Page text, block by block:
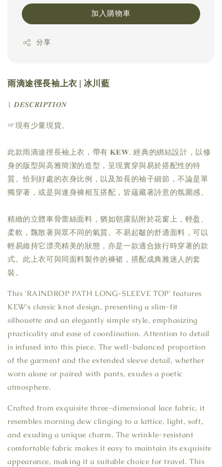
加入購物車
分享
雨滴途徑長袖上衣 | 冰川藍
| 𝑫𝑬𝑺𝑪𝑹𝑰𝑷𝑻𝑰𝑶𝑵
☞現有少量現貨。
此款雨滴途徑長袖上衣，帶有 𝐊𝐄𝐖. 經典的綁結設計，以修
身的版型與高雅簡潔的造型，呈現實穿與易於搭配性的特
質。恰到好處的衣身比例，以及加長的袖子細節，不論是單
獨穿著，或是與連身褲相互搭配，皆蘊藏著詩意的氛圍感。
精緻的立體車骨蕾絲面料，猶如朝露貼附於花窗上，輕盈、
柔軟，飄散著與眾不同的氣質。不易起皺的舒適面料，可以
輕易維持它漂亮精美的狀態，亦是一款適合旅行時穿著的款
式。此上衣可與同面料製作的褲裙，搭配成典雅迷人的套
裝。
This 'RAINDROP PATH LONG-SLEEVE TOP' features
KEW's classic knot design, presenting a slim-fit
silhouette and an elegantly simple style, emphasizing
practicality and ease of coordination. Attention to detail
is infused into this piece. The well-balanced proportion
of the garment and the extended sleeve detail, whether
worn alone or paired with pants, exudes a poetic
atmosphere.
Crafted from exquisite three-dimensional lace fabric, it
resembles morning dew clinging to a lattice, light, soft,
and exuding a unique charm. The wrinkle-resistant
comfortable fabric makes it easy to maintain its exquisite
appearance, making it a suitable choice for travel. This